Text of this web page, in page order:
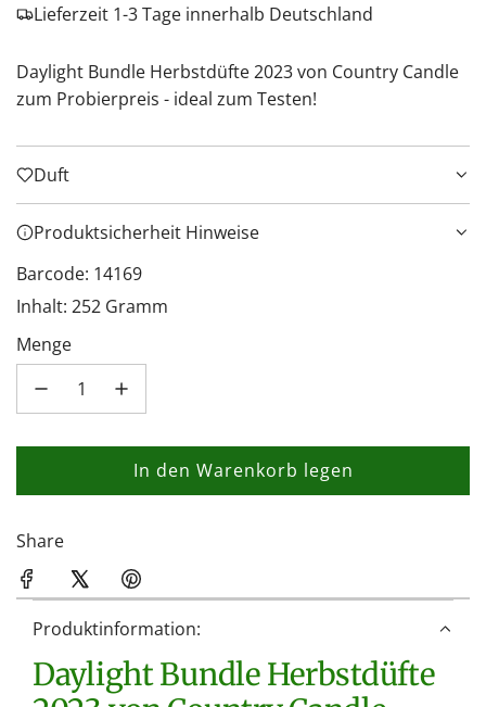
Lieferzeit 1-3 Tage innerhalb Deutschland
Daylight Bundle Herbstdüfte 2023 von Country Candle
zum Probierpreis - ideal zum Testen!
Duft
Produktsicherheit Hinweise
Barcode: 14169
Inhalt: 252 Gramm
Menge
In den Warenkorb legen
L
.
Share
Produktinformation:
Daylight Bundle Herbstdüfte